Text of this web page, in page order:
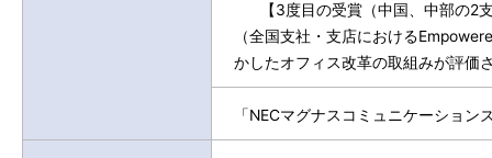
【3度目の受賞（中国、中部の2
（全国支社・支店における
かしたオフィス改革の取組みが評価
「NECマグナスコミュニケーション